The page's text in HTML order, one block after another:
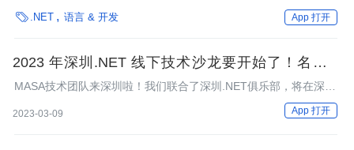
不牺牲启动响应速度的难题。面向.NET Core 2.1开发人员，他们
推出了其解决方案分层编译的预览版。
 .NET 语言 & 开发 App 打开
2023 年深圳.NET 线下技术沙龙要开始了！名额有
限，报名从速
MASA技术团队来深圳啦！我们联合了深圳.NET俱乐部，将在深圳
市举办一场.NET线下技术沙龙，为.NET开发者创造一次交流学习
的契机，我们邀请到的几位技术大咖，将会围绕各自的主题向大家
2023-03-09 App 打开